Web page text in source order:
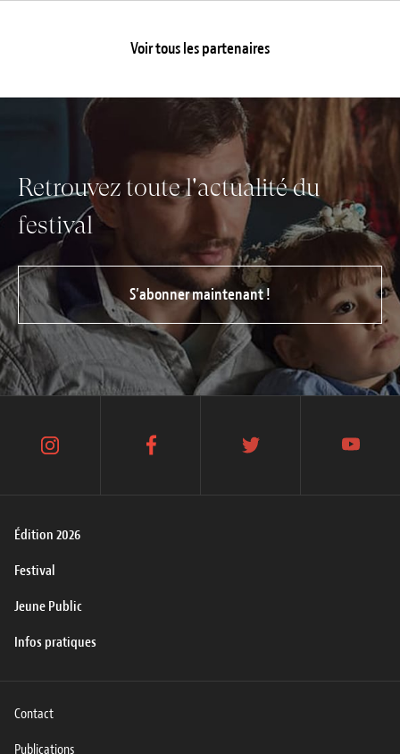
Voir tous les partenaires
Retrouvez toute l'actualité du
festival
S’abonner maintenant !
Édition 2026
Festival
Jeune Public
Infos pratiques
instagram facebook twitter youtube
Contact
Publications